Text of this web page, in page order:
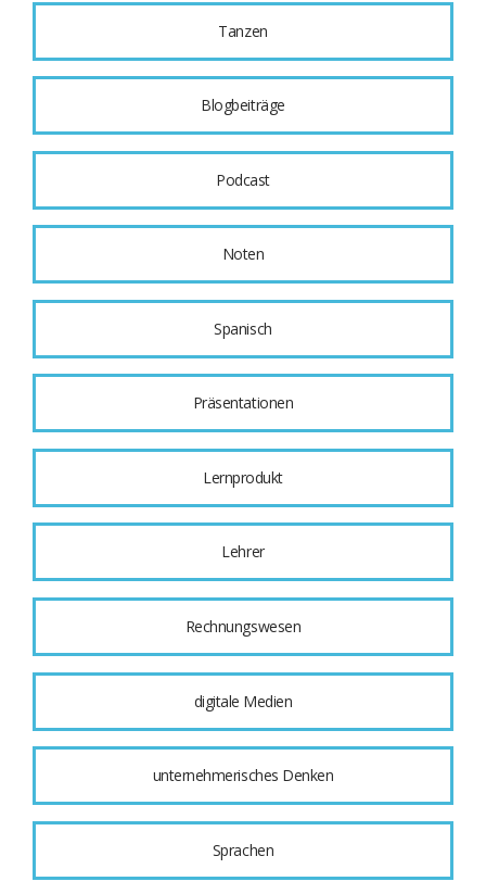
Tanzen
Blogbeiträge
Podcast
Noten
Spanisch
Präsentationen
Lernprodukt
Lehrer
Rechnungswesen
digitale Medien
unternehmerisches Denken
Sprachen